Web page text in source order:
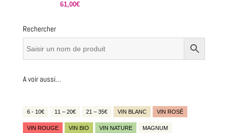
61,00€
Rechercher
A voir aussi…
6 - 10€ 11 – 20€ 21 – 35€ VIN BLANC VIN ROSÉ
VIN ROUGE VIN BIO VIN NATURE MAGNUM